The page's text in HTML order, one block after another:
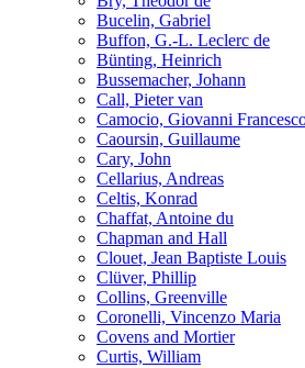
Bucelin, Gabriel
Buffon, G.-L. Leclerc de
Bünting, Heinrich
Bussemacher, Johann
Call, Pieter van
Camocio, Giovanni
Caoursin, Guillaume
Cary, John
Cellarius, Andreas
Celtis, Konrad
Chaffat, Antoine du
Chapman and Hall
Clouet, Jean Baptiste Louis
Clüver, Phillip
Collins, Greenville
Coronelli, Vincenzo Maria
Covens and Mortier
Curtis, William